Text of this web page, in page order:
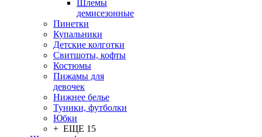
Шлемы
демисезонные
Пинетки
Купальники
Детские колготки
Свитшоты, кофты
Костюмы
Пижамы для
девочек
Нижнее белье
Туники, футболки
Юбки
+ ЕЩЕ 15